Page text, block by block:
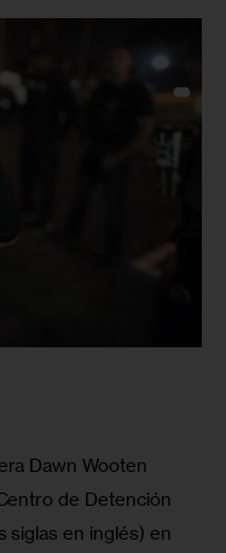
Dawn Wooten
de Detención
siglas en inglés) en